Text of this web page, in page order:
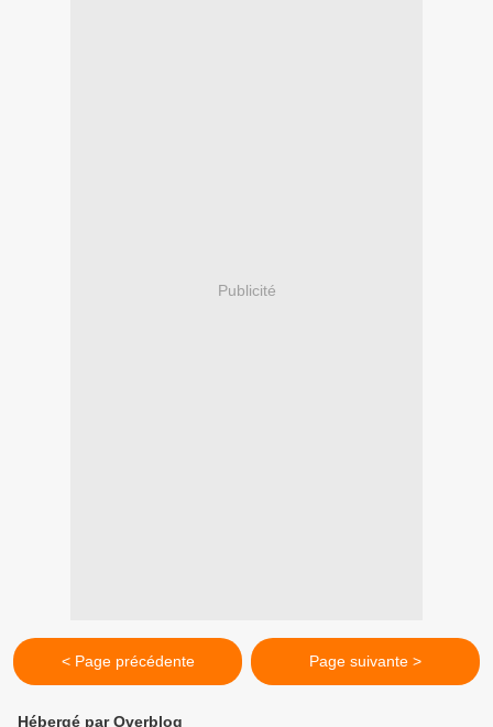
Publicité
< Page précédente Page suivante >
Hébergé par Overblog